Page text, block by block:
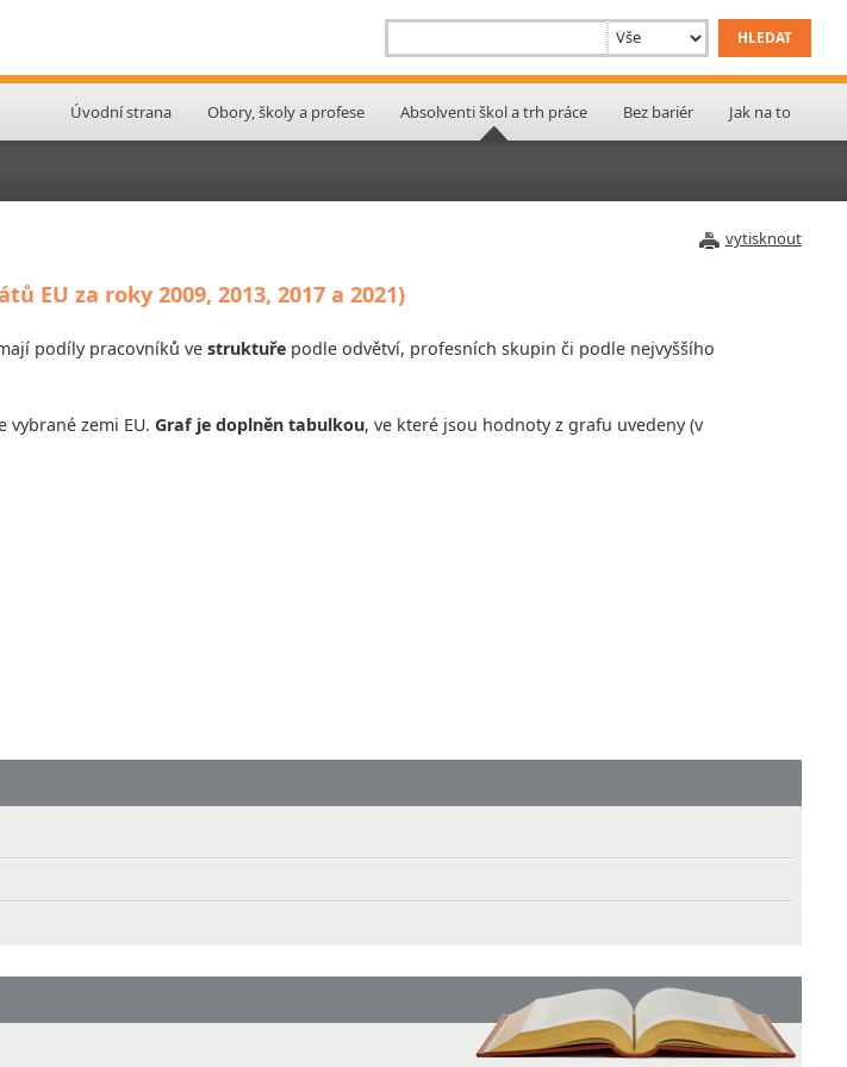
Úvodní strana Obory, školy a profese Absolventi škol a trh práce Bez bariér Jak na to
vytisknout
EU za roky 2009, 2013, 2017 a 2021)
podíly pracovníků ve struktuře podle odvětví, profesních skupin či podle nejvyššího
zemi EU. Graf je doplněn tabulkou, ve které jsou hodnoty z grafu uvedeny (v